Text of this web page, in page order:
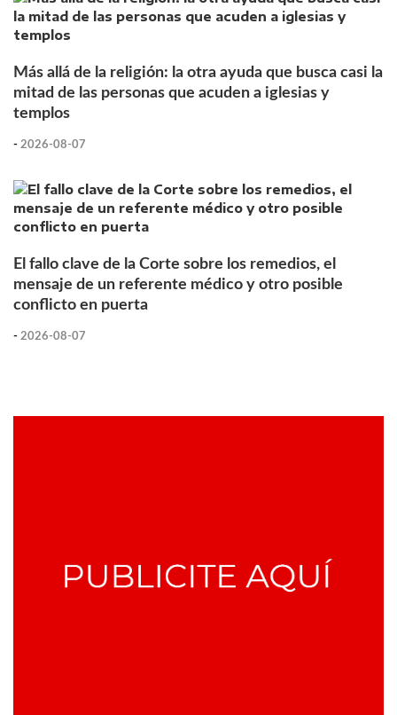
Más allá de la religión: la otra ayuda que busca casi la
mitad de las personas que acuden a iglesias y
templos
- 2026-08-07
El fallo clave de la Corte sobre los remedios, el
mensaje de un referente médico y otro posible
conflicto en puerta
- 2026-08-07